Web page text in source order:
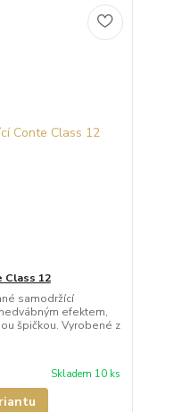
Class 12
samodržící
efektem,
špičkou. Vyrobené z
Skladem 10 ks